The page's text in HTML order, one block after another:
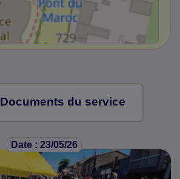
Documents du service
Date : 23/05/26